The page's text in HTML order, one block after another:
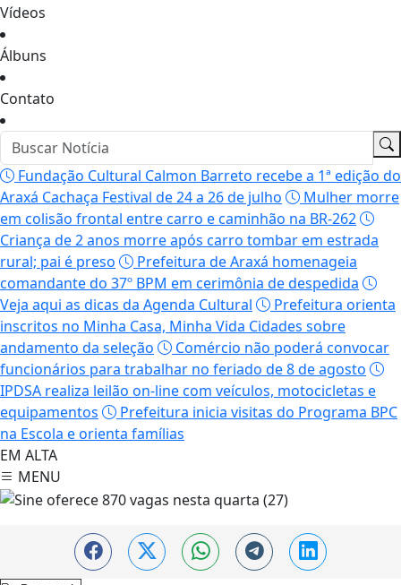
Vídeos
Álbuns
Contato
Fundação Cultural Calmon Barreto recebe a 1ª edição do
Araxá Cachaça Festival de 24 a 26 de julho
Mulher morre
em colisão frontal entre carro e caminhão na BR-262
Criança de 2 anos morre após carro tombar em estrada
rural; pai é preso
Prefeitura de Araxá homenageia
comandante do 37º BPM em cerimônia de despedida
Veja aqui as dicas da Agenda Cultural
Prefeitura orienta
inscritos no Minha Casa, Minha Vida Cidades sobre
andamento da seleção
Comércio não poderá convocar
funcionários para trabalhar no feriado de 8 de agosto
IPDSA realiza leilão on-line com veículos, motocicletas e
equipamentos
Prefeitura inicia visitas do Programa BPC
na Escola e orienta famílias
EM ALTA
MENU